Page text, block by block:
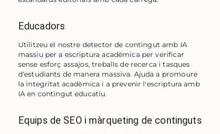
Educadors
Utilitzeu el nostre detector de contingut amb IA
massiu per a escriptura acadèmica per verificar
sense esforç assajos, treballs de recerca i tasques
d'estudiants de manera massiva. Ajuda a promoure
la integritat acadèmica i a prevenir l'escriptura amb
IA en contingut educatiu.
Equips de SEO i màrqueting de continguts